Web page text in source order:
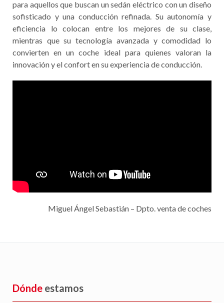
para aquellos que buscan un sedán eléctrico con un diseño
sofisticado y una conducción refinada. Su autonomía y
eficiencia lo colocan entre los mejores de su clase,
mientras que su tecnología avanzada y comodidad lo
convierten en un coche ideal para quienes valoran la
innovación y el confort en su experiencia de conducción.
Miguel Ángel Sebastián – Dpto. venta de coches
Dónde estamos